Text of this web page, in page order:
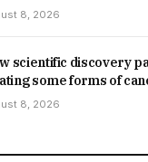
8, 2026
scientific discovery
some forms of
8, 2026